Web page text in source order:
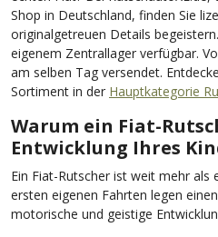
Shop in Deutschland, finden Sie
originalgetreuen Details
eigenem Zentrallager verfügbar.
am selben Tag versendet.
Sortiment in der Hauptkategorie
Warum ein Fiat-
Entwicklung Ihres
Ein Fiat-Rutscher ist weit mehr als
ersten eigenen Fahrten legen
motorische und geistige